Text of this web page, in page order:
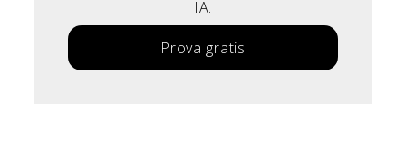
IA.
Prova gratis